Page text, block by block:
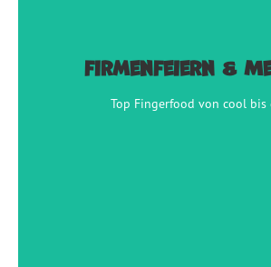
Firmenfeiern &
Top Fingerfood von cool bis
Top Fingerfood von cool bis